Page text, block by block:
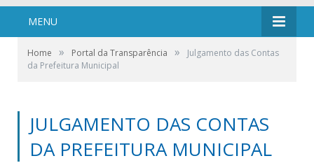
MENU
Home » Portal da Transparência »
Julgamento das Contas
da Prefeitura Municipal
JULGAMENTO DAS CONTAS
DA PREFEITURA MUNICIPAL